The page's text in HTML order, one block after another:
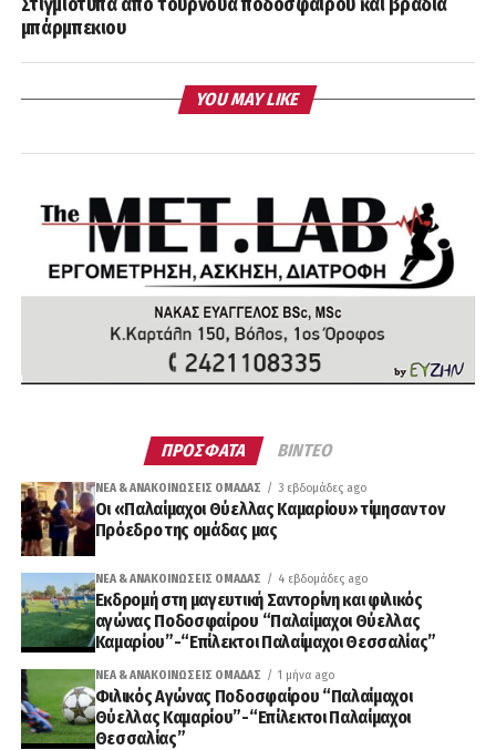
Στιγμιότυπα από τουρνουά ποδοσφαίρου και βραδιά
μπάρμπεκιου
YOU MAY LIKE
ΠΡΟΣΦΑΤΑ ΒΙΝΤΕΟ
ΝΈΑ & ΑΝΑΚΟΙΝΏΣΕΙΣ ΟΜΆΔΑΣ 3 εβδομάδες ago
Οι «Παλαίμαχοι Θύελλας Καμαρίου» τίμησαν τον
Πρόεδρο της ομάδας μας
ΝΈΑ & ΑΝΑΚΟΙΝΏΣΕΙΣ ΟΜΆΔΑΣ 4 εβδομάδες ago
Εκδρομή στη μαγευτική Σαντορίνη και φιλικός
αγώνας Ποδοσφαίρου “Παλαίμαχοι Θύελλας
Καμαρίου”-“Επίλεκτοι Παλαίμαχοι Θεσσαλίας”
ΝΈΑ & ΑΝΑΚΟΙΝΏΣΕΙΣ ΟΜΆΔΑΣ 1 μήνα ago
Φιλικός Αγώνας Ποδοσφαίρου “Παλαίμαχοι
Θύελλας Καμαρίου”-“Επίλεκτοι Παλαίμαχοι
Θεσσαλίας”